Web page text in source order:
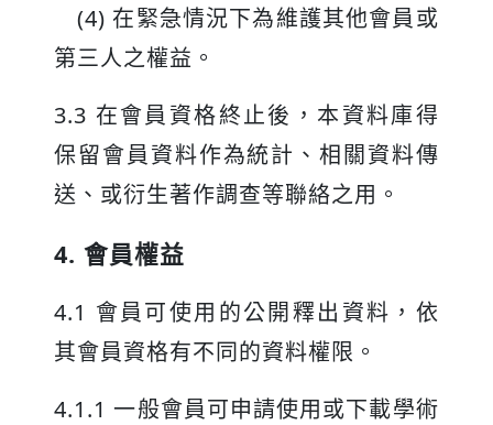
(4) 在緊急情況下為維護其他會員或
第三人之權益。
3.3 在會員資格終止後，本資料庫得
保留會員資料作為統計、相關資料傳
送、或衍生著作調查等聯絡之用。
4. 會員權益
4.1 會員可使用的公開釋出資料，依
其會員資格有不同的資料權限。
4.1.1 一般會員可申請使用或下載學術